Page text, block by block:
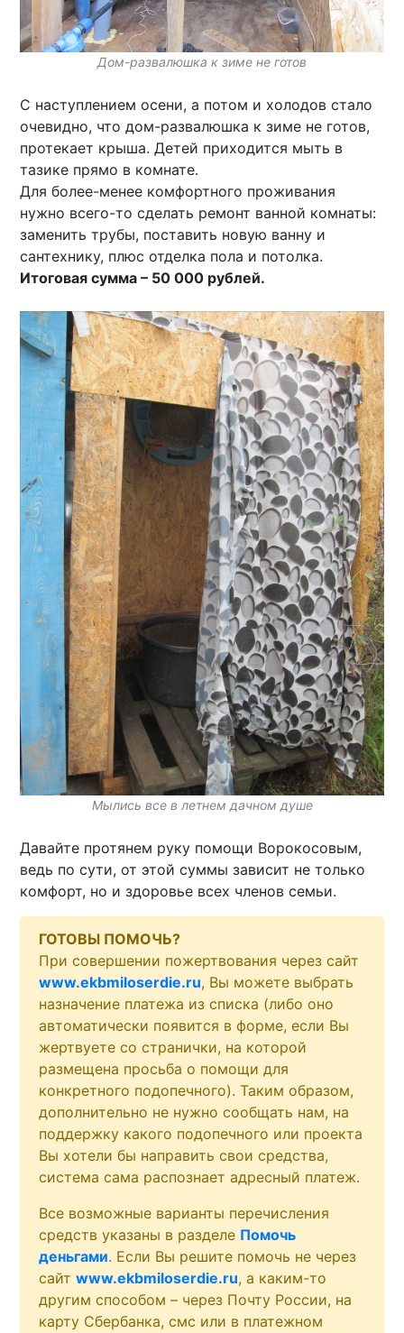
Дом-развалюшка к зиме не готов
С наступлением осени, а потом и холодов стало
очевидно, что дом-развалюшка к зиме не готов,
протекает крыша. Детей приходится мыть в
тазике прямо в комнате.
Для более-менее комфортного проживания
нужно всего-то сделать ремонт ванной комнаты:
заменить трубы, поставить новую ванну и
сантехнику, плюс отделка пола и потолка.
Итоговая сумма – 50 000 рублей.
Мылись все в летнем дачном душе
Давайте протянем руку помощи Ворокосовым,
ведь по сути, от этой суммы зависит не только
комфорт, но и здоровье всех членов семьи.
ГОТОВЫ ПОМОЧЬ?
При совершении пожертвования через сайт
www.ekbmiloserdie.ru, Вы можете выбрать
назначение платежа из списка (либо оно
автоматически появится в форме, если Вы
жертвуете со странички, на которой
размещена просьба о помощи для
конкретного подопечного). Таким образом,
дополнительно не нужно сообщать нам, на
поддержку какого подопечного или проекта
Вы хотели бы направить свои средства,
система сама распознает адресный платеж.
Все возможные варианты перечисления
средств указаны в разделе Помочь
деньгами. Если Вы решите помочь не через
сайтwww.ekbmiloserdie.ru, а каким-то
другим способом – через Почту России, на
карту Сбербанка, смс или в платежном